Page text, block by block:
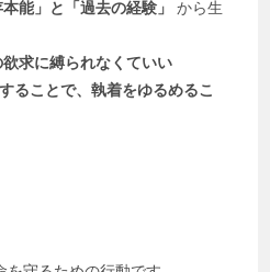
本能」と「過去の経験」 から生
欲求に縛られなくていい
ることで、執着をゆるめるこ